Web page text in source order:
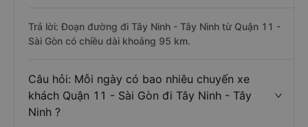
Trả lời: Đoạn đường đi Tây Ninh - Tây Ninh từ Quận 11 -
Sài Gòn có chiều dài khoảng 95 km.
Câu hỏi: Mỗi ngày có bao nhiêu chuyến xe
khách Quận 11 - Sài Gòn đi Tây Ninh - Tây
Ninh ?